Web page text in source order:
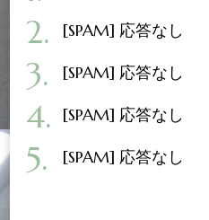
[SPAM] 応答なし
[SPAM] 応答なし
[SPAM] 応答なし
[SPAM] 応答なし